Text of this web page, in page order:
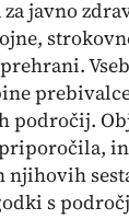
javno
področij.
s